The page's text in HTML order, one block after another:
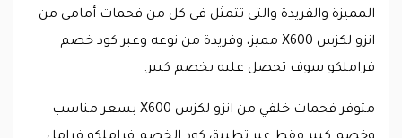
المميزة والفريدة والتي تتمثل في كل من فحمات أمامي من
انزو لكزس X600 مميز، وفريدة من نوعه وعبر كود خصم
فراملكو سوف تحصل عليه بخصم كبير.
متوفر فحمات خلفي من انزو لكزس X600 بسعر مناسب